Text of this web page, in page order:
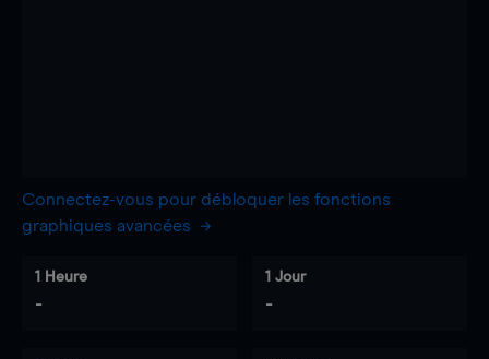
Connectez-vous pour débloquer les fonctions
graphiques avancées
1 Heure
-
1 Jour
-